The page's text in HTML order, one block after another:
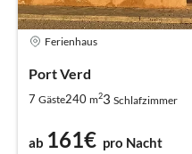
Ferienhaus
Port Verd
7 Gäste240 m23 Schlafzimmer
ab 161€ pro Nacht